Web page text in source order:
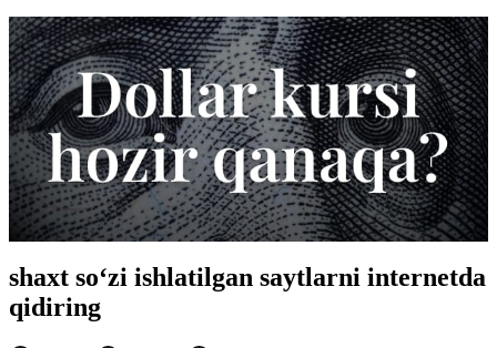
shaxt so‘zi ishlatilgan saytlarni internetda
qidiring